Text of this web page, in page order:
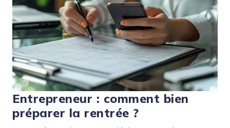
Entrepreneur : comment bien
préparer la rentrée ?